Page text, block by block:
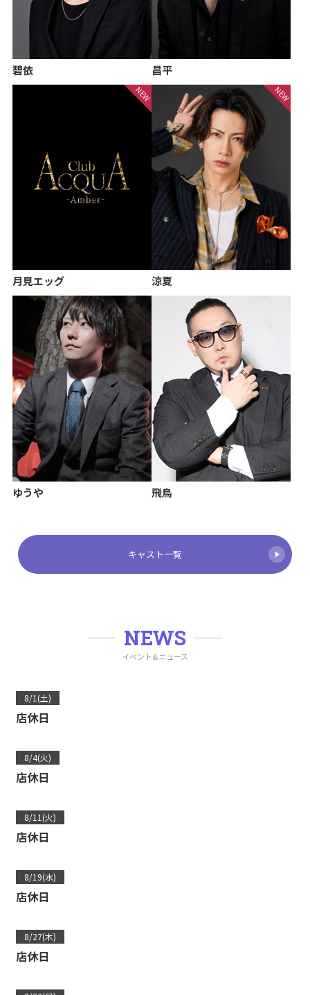
碧依 昌平
月見エッグ 涼夏
ゆうや 飛鳥
キャスト一覧
NEWS
イベント&ニュース
8/1(土)
店休日
8/4(火)
店休日
8/11(火)
店休日
8/19(水)
店休日
8/27(木)
店休日